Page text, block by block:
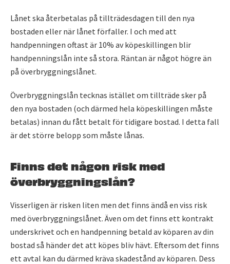
Lånet ska återbetalas på tillträdesdagen till den nya
bostaden eller när lånet förfaller. I och med att
handpenningen oftast är 10% av köpeskillingen blir
handpenningslån inte så stora. Räntan är något högre än
på överbryggningslånet.
Överbryggningslån tecknas istället om tillträde sker på
den nya bostaden (och därmed hela köpeskillingen måste
betalas) innan du fått betalt för tidigare bostad. I detta fall
är det större belopp som måste lånas.
Finns det någon risk med
överbryggningslån?
Visserligen är risken liten men det finns ändå en viss risk
med överbryggningslånet. Även om det finns ett kontrakt
underskrivet och en handpenning betald av köparen av din
bostad så händer det att köpes bliv hävt. Eftersom det finns
ett avtal kan du därmed kräva skadestånd av köparen. Dess